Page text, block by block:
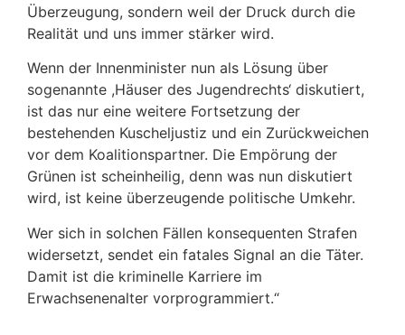
Überzeugung, sondern weil der Druck durch die
Realität und uns immer stärker wird.
Wenn der Innenminister nun als Lösung über
sogenannte ,Häuser des Jugendrechts‘ diskutiert,
ist das nur eine weitere Fortsetzung der
bestehenden Kuscheljustiz und ein Zurückweichen
vor dem Koalitionspartner. Die Empörung der
Grünen ist scheinheilig, denn was nun diskutiert
wird, ist keine überzeugende politische Umkehr.
Wer sich in solchen Fällen konsequenten Strafen
widersetzt, sendet ein fatales Signal an die Täter.
Damit ist die kriminelle Karriere im
Erwachsenenalter vorprogrammiert.“